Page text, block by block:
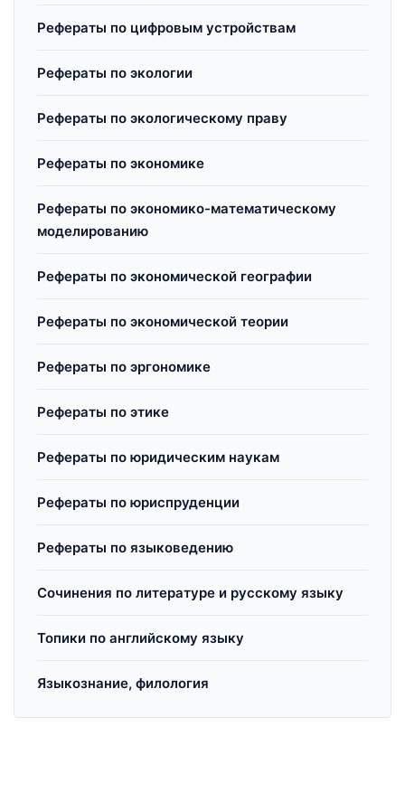
Рефераты по цифровым устройствам
Рефераты по экологии
Рефераты по экологическому праву
Рефераты по экономике
Рефераты по экономико-математическому
моделированию
Рефераты по экономической географии
Рефераты по экономической теории
Рефераты по эргономике
Рефераты по этике
Рефераты по юридическим наукам
Рефераты по юриспруденции
Рефераты по языковедению
Сочинения по литературе и русскому языку
Топики по английскому языку
Языкознание, филология